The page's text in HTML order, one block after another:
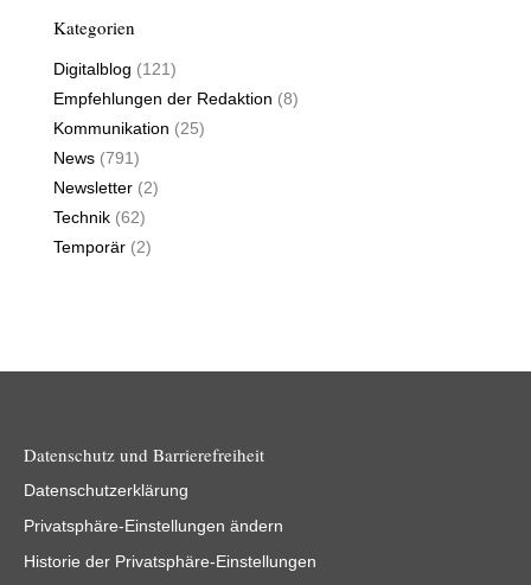
Kategorien
Digitalblog (121)
Empfehlungen der Redaktion (8)
Kommunikation (25)
News (791)
Newsletter (2)
Technik (62)
Temporär (2)
Datenschutz und Barrierefreiheit
Datenschutzerklärung
Privatsphäre-Einstellungen ändern
Historie der Privatsphäre-Einstellungen